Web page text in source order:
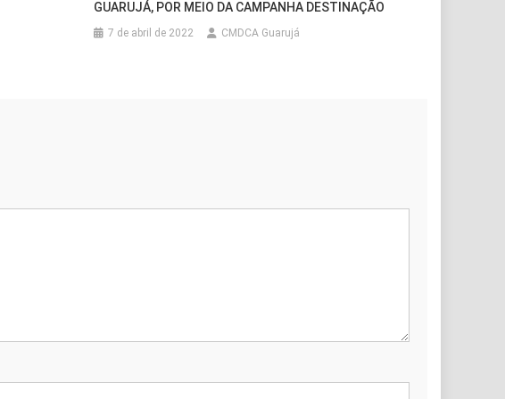
GUARUJÁ, POR MEIO DA CAMPANHA DESTINAÇÃO
7 de abril de 2022 CMDCA Guarujá